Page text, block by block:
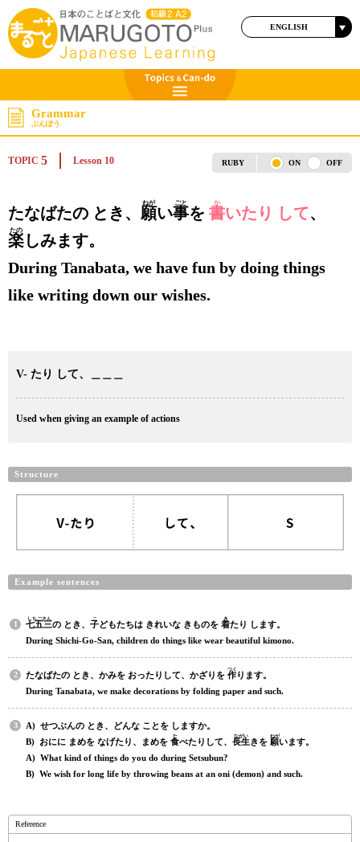
ENGLISH
Grammar
ぶんぽう
TOPIC 5 Lesson 10 RUBY ON OFF
たなばたの とき、 願
ねが
い事
ごと
を 書
か
いたり して、
楽
たの
しみます。
During Tanabata, we have fun by doing things
like writing down our wishes.
V- たり して、＿＿＿
Used when giving an example of actions
Structure
Example sentences
七五三
しちごさん
の とき、 子
こ
どもたちは きれいな きものを 着
き
たり します。
During Shichi-Go-San, children do things like wear beautiful kimono.
たなばたの とき、かみを おったりして、かざりを 作
つく
ります。
During Tanabata, we make decorations by folding paper and such.
A) せつぶんの とき、どんな ことを しますか。
B) おにに まめを なげたり、まめを 食
た
べたりして、 長生
ながい
きを 願
ねが
います。
A) What kind of things do you do during Setsubun?
B) We wish for long life by throwing beans at an oni (demon) and such.
Reference